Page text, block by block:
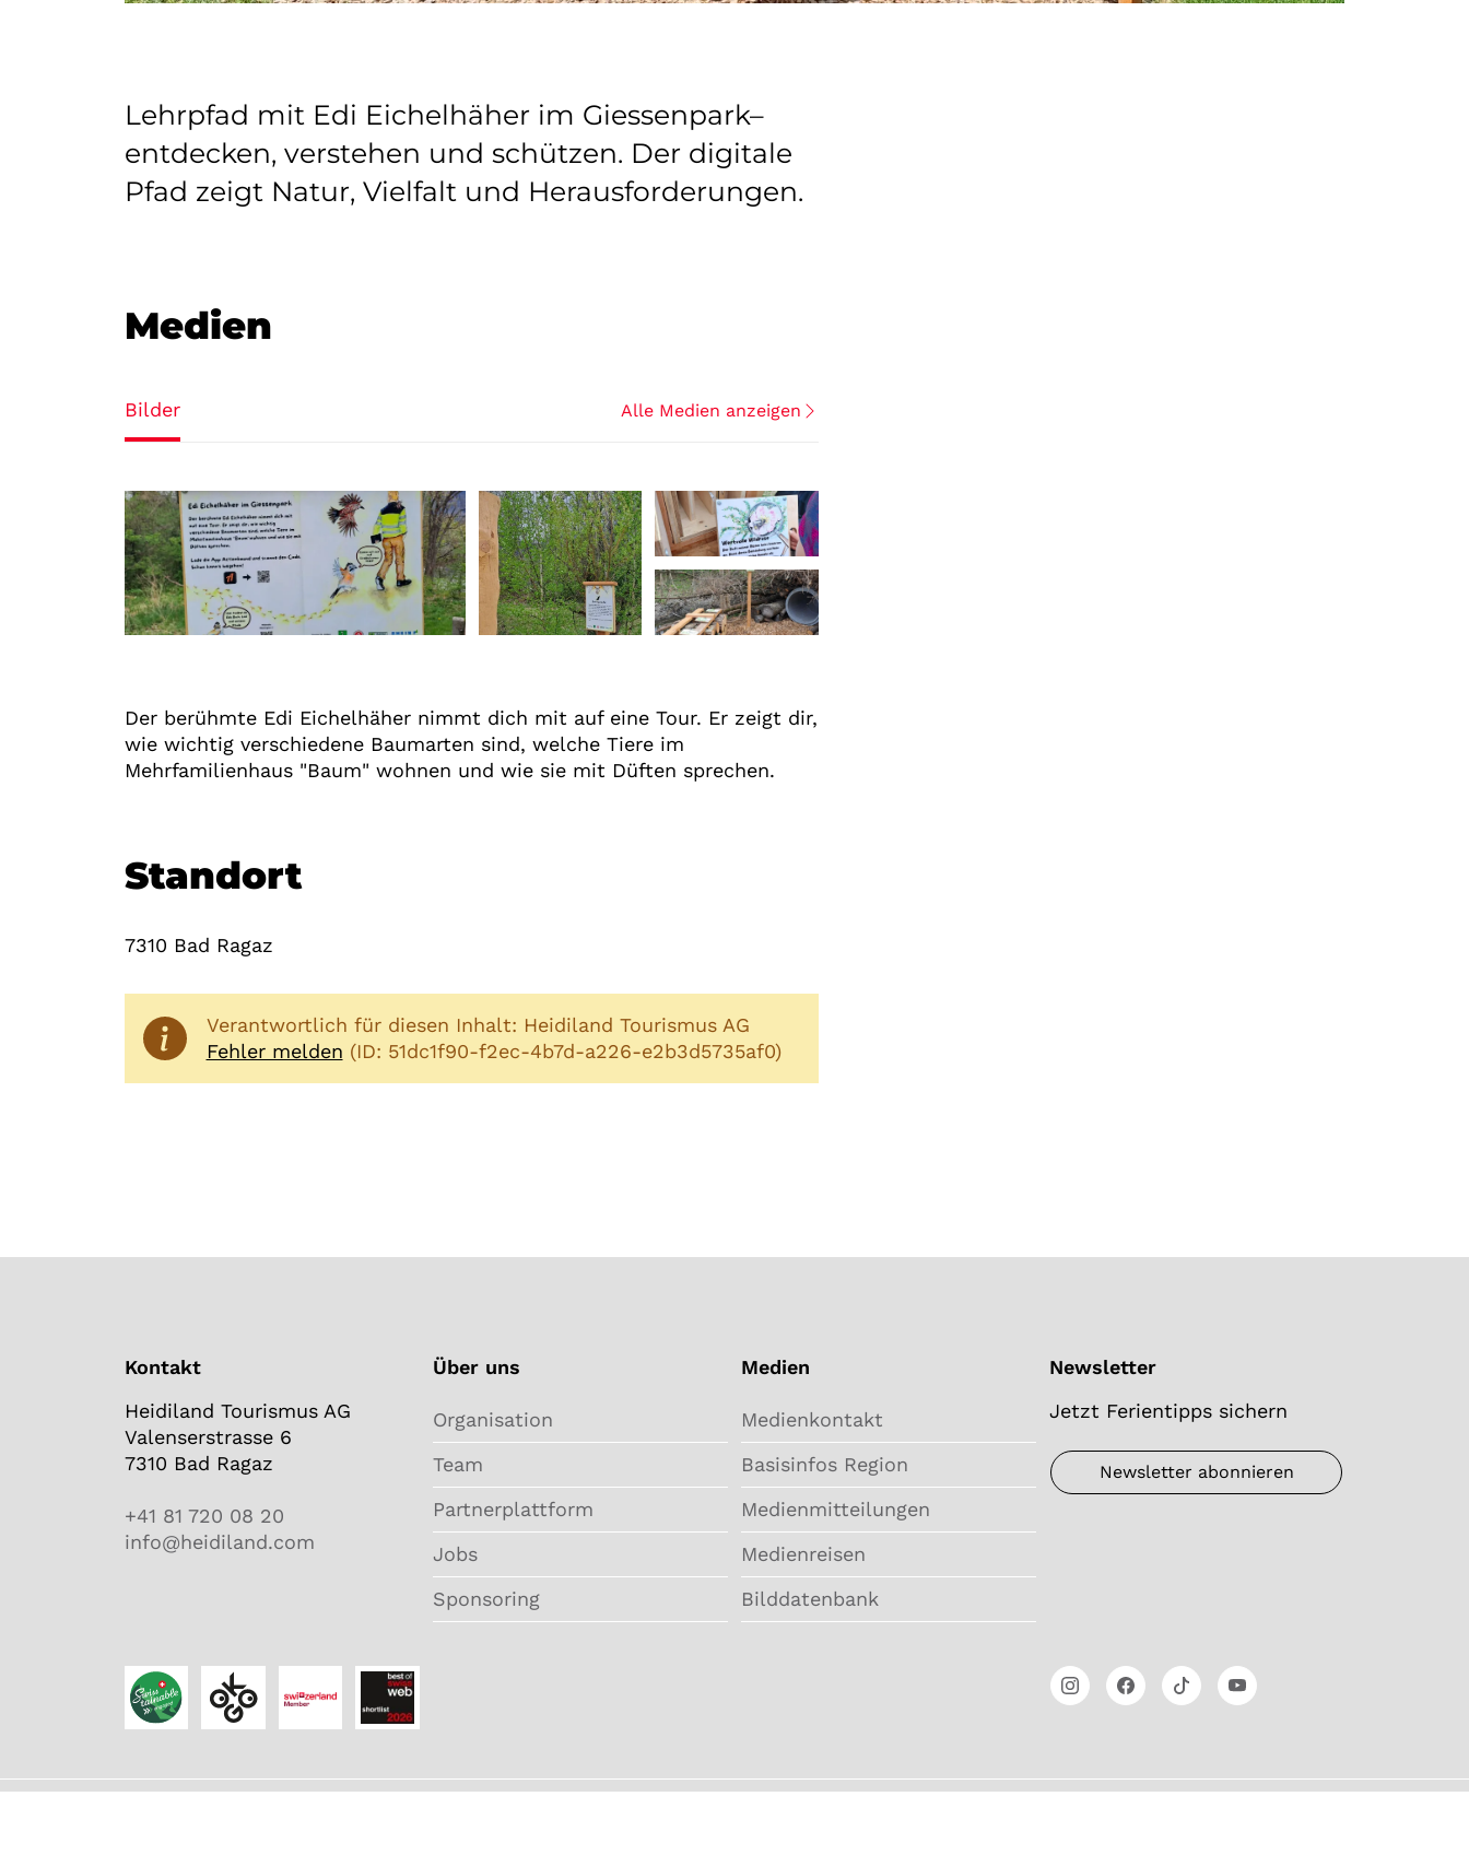
Lehrpfad mit Edi Eichelhäher im Giessenpark–
entdecken, verstehen und schützen. Der digitale
Pfad zeigt Natur, Vielfalt und Herausforderungen.
Medien
Bilder Alle Medien anzeigen
Der berühmte Edi Eichelhäher nimmt dich mit auf eine Tour. Er zeigt dir,
wie wichtig verschiedene Baumarten sind, welche Tiere im
Mehrfamilienhaus "Baum" wohnen und wie sie mit Düften sprechen.
Standort
7310 Bad Ragaz
Verantwortlich für diesen Inhalt: Heidiland Tourismus AG
Fehler melden (ID: 51dc1f90-f2ec-4b7d-a226-e2b3d5735af0)
Kontakt
Heidiland Tourismus AG
Valenserstrasse 6
7310 Bad Ragaz
+41 81 720 08 20
info@heidiland.com
Über uns
Organisation
Team
Partnerplattform
Jobs
Sponsoring
Medien
Medienkontakt
Basisinfos Region
Medienmitteilungen
Medienreisen
Bilddatenbank
Newsletter
Jetzt Ferientipps sichern
Newsletter abonnieren